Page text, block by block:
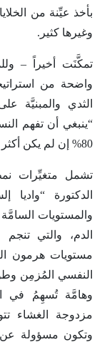
بأخذ عيِّنة من
وغيرها كثير.
تمكَّنَت أخيراً –
واضحة من
الثدي والمبنيَّة
“ينبغي أن تفهم
80% إن لم يكن أكثر من الحالات”.
تشمل متغيِّرات
الدكتورة “واديا
والمستويات
الدم، والتي
مستويات هرمون
النفسي المُزمِن
وهامَّة تُسهِمُ في
مزدوجة الغشاء
وتكون مسؤولة عن